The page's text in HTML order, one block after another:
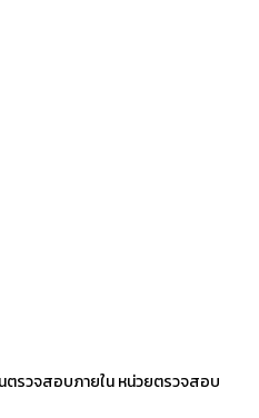
ตรวจสอบภายใน หน่วยตรวจสอบ